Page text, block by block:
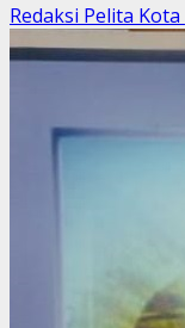
Redaksi Pelita Kota